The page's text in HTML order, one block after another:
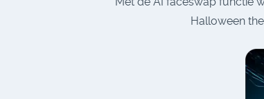
Halloween